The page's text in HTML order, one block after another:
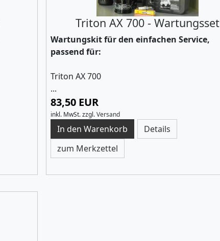
Triton AX 700 - Wartungsset
Wartungskit für den einfachen Service,
passend für:
Triton AX 700
...
83,50 EUR
inkl. MwSt.zzgl.Versand
Details
zum Merkzettel